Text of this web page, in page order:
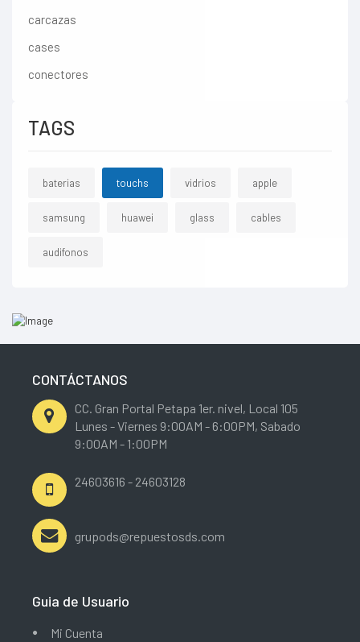
carcazas
cases
conectores
TAGS
baterias touchs vidrios apple
samsung huawei glass cables
audifonos
CONTÁCTANOS
CC. Gran Portal Petapa 1er. nivel, Local 105
Lunes - Viernes 9:00AM - 6:00PM, Sabado
9:00AM - 1:00PM
24603616 - 24603128
grupods@repuestosds.com
Guia de Usuario
Mi Cuenta